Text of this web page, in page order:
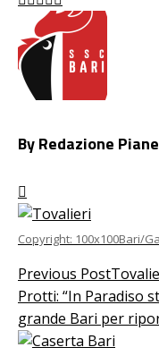
By Redazione
Copyright: 100x100Bari/
Previous Post
Protti: “In Paradiso
grande Bari per